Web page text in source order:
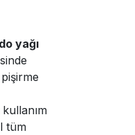
yağı
tüm